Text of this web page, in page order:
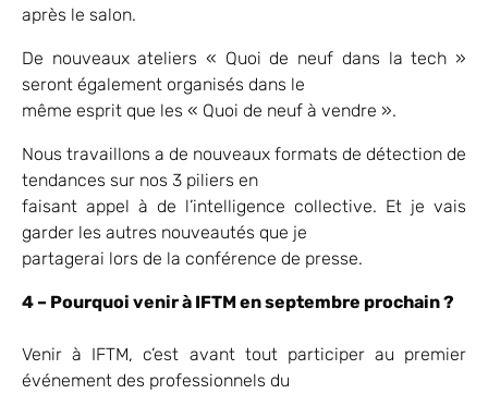
après le salon.
De nouveaux ateliers « Quoi de neuf dans la tech »
seront également organisés dans le
même esprit que les « Quoi de neuf à vendre ».
Nous travaillons a de nouveaux formats de détection de
tendances sur nos 3 piliers en
faisant appel à de l’intelligence collective. Et je vais
garder les autres nouveautés que je
partagerai lors de la conférence de presse.
4 – Pourquoi venir à IFTM en septembre prochain ?
Venir à IFTM, c’est avant tout participer au premier
événement des professionnels du